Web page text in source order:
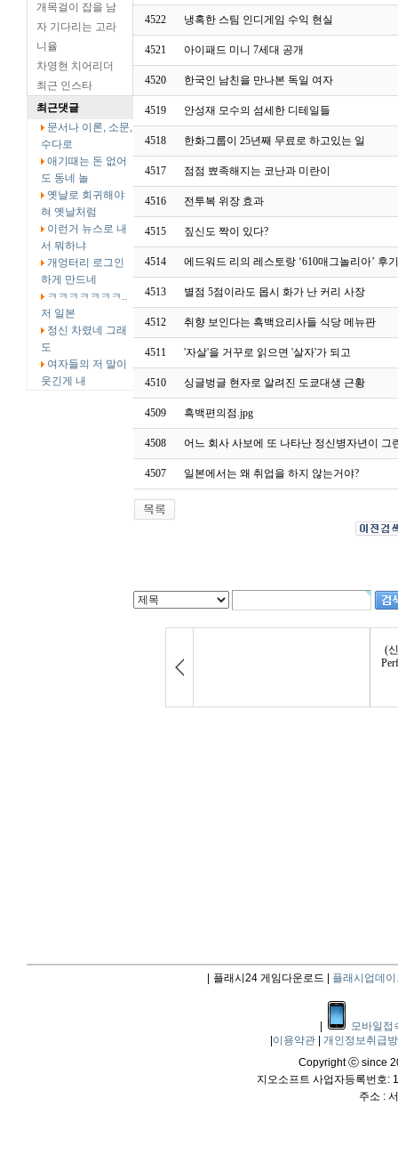
개목걸이 잡을 남
자 기다리는 고라
니율
차영현 치어리더
최근 인스타
최근댓글
문서나 이론, 소문,
수다로
애기때는 돈 없어
도 동네 놀
옛날로 회귀해야
혀 옛날처럼
이런거 뉴스로 내
서 뭐하냐
개엉터리 로그인
하게 만드네
ㅋㅋㅋㅋㅋㅋㅋ..
저 일본
정신 차렸네 그래
도
여자들의 저 말이
웃긴게 내
4522 냉혹한 스팀 인디게임 수익 현실
4521 아이패드 미니 7세대 공개
4520 한국인 남친을 만나본 독일 여자
4519 안성재 모수의 섬세한 디테일들
4518 한화그룹이 25년째 무료로 하고있는 일
4517 점점 뾰족해지는 코난과 미란이
4516 전투복 위장 효과
4515 짚신도 짝이 있다?
4514 에드워드 리의 레스토랑 ‘610매그놀리아’ 후
4513 별점 5점이라도 몹시 화가 난 커리 사장
4512 취향 보인다는 흑백요리사들 식당 메뉴판
4511 '자살'을 거꾸로 읽으면 '살자'가 되고
4510 싱글벙글 현자로 알려진 도쿄대생 근황
4509 흑백편의점.jpg
4508 어느 회사 사보에 또 나타난 정신병자년이 그
4507 일본에서는 왜 취업을 하지 않는거야?
플래시24 게임다운로드 | 플래시업데이
모바일접
이용약관
개인정보취급
Copyright ⓒ since
지오소프트 사업자등록번호:
주소 :